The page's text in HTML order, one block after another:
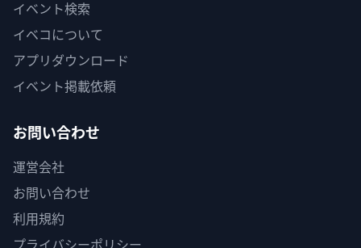
イベント検索
イベコについて
アプリダウンロード
イベント掲載依頼
お問い合わせ
運営会社
お問い合わせ
利用規約
プライバシーポリシー